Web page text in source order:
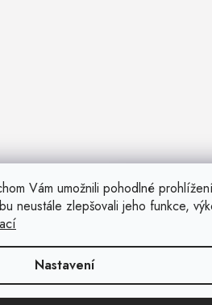
Vám umožnili pohodlné
neustále zlepšovali jeho funkce,
Nastavení
Nevíte si
Rádi vám